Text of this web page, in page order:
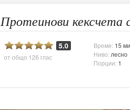
Протеинови кексчета
5.0
от общо 126 глас
Време: 15
Ниво: лесно
Порции: 1